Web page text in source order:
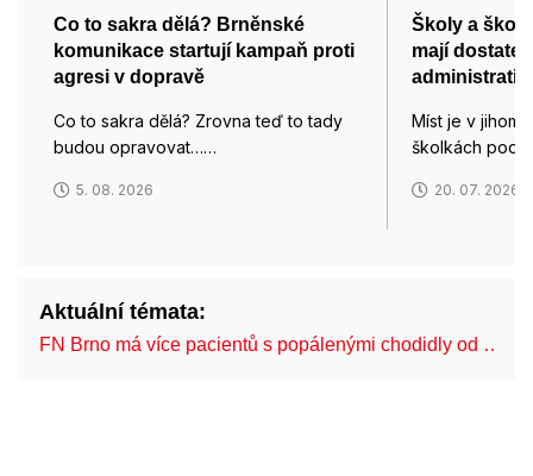
Co to sakra dělá? Brněnské
komunikace startují kampaň proti
agresi v dopravě
Co to sakra dělá? Zrovna teď to tady
budou opravovat……
5. 08. 2026
Školy a
mají
Míst je v
školkách
20. 07. 2026
Aktuální témata:
FN Brno má více pacientů s popálenými chodidly od …